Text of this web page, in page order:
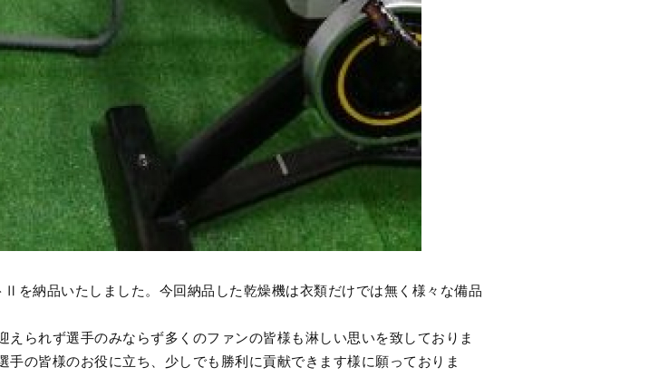
を納品いたしました。今回納品した乾燥機は衣類だけでは無く様々な備品
られず選手のみならず多くのファンの皆様も淋しい思いを致しておりま
の皆様のお役に立ち、少しでも勝利に貢献できます様に願っておりま